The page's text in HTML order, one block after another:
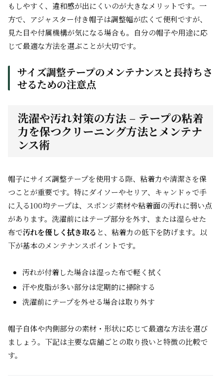
もしやすく、違和感が出にくいのが大きなメリットです。一
方で、アジャスター付き帽子は調整幅が広くて便利ですが、
見た目や付属機構が気になる場合も。自分の帽子や用途に応
じて最適な方法を選ぶことが大切です。
サイズ調整テープのメンテナンスと長持ちさ
せるための注意点
洗濯や汚れ対策の方法 – テープの粘着
力を保つクリーニング方法とメンテナ
ンス術
帽子にサイズ調整テープを使用する際、粘着力や清潔さを保
つことが重要です。特にダイソーやセリア、キャンドゥで手
に入る100均テープは、スポンジ素材や粘着面の汚れに弱い点
があります。洗濯前にはテープ部分を外す、または湿らせた
布で汚れを優しく拭き取る と、粘着力の低下を防げます。以
下が基本のメンテナンスポイントです。
汚れが付着した場合は湿った布で軽く拭く
汗や皮脂が多い部分は定期的に掃除する
洗濯前にテープを外せる場合は取り外す
帽子自体や内側部分の素材・形状に応じて最適な方法を選び
ましょう。下記は主要な店舗ごとの取り扱いと特徴の比較で
す。